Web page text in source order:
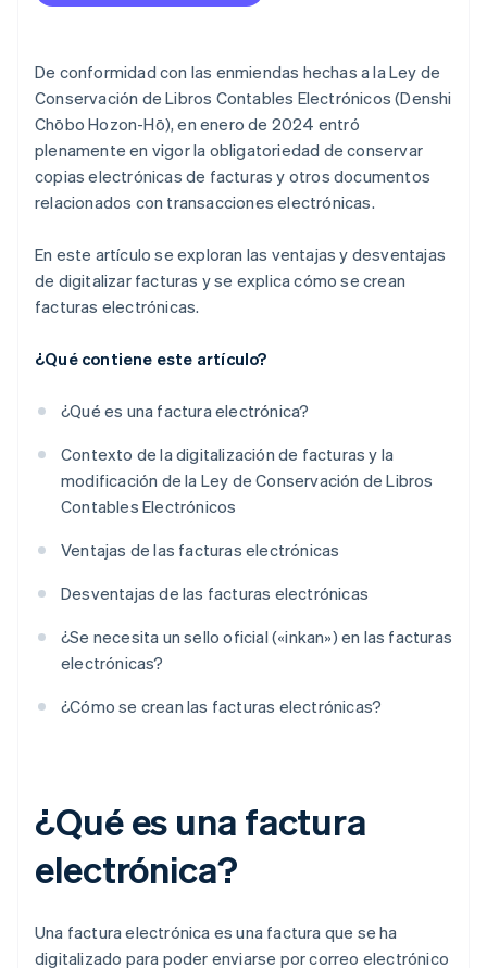
De conformidad con las enmiendas hechas a la Ley de
Conservación de Libros Contables Electrónicos (Denshi
Chōbo Hozon-Hō), en enero de 2024 entró
plenamente en vigor la obligatoriedad de conservar
copias electrónicas de facturas y otros documentos
relacionados con transacciones electrónicas.
En este artículo se exploran las ventajas y desventajas
de digitalizar facturas y se explica cómo se crean
facturas electrónicas.
¿Qué contiene este artículo?
¿Qué es una factura electrónica?
Contexto de la digitalización de facturas y la
modificación de la Ley de Conservación de Libros
Contables Electrónicos
Ventajas de las facturas electrónicas
Desventajas de las facturas electrónicas
¿Se necesita un sello oficial («inkan») en las facturas
electrónicas?
¿Cómo se crean las facturas electrónicas?
¿Qué es una factura
electrónica?
Una factura electrónica es una factura que se ha
digitalizado para poder enviarse por correo electrónico